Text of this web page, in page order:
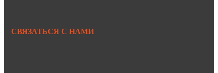
СВЯЗАТЬСЯ С НАМИ